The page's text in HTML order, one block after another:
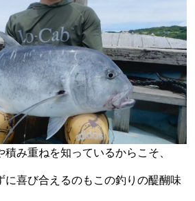
み重ねを知っているからこそ、
に喜び合えるのもこの釣りの醍醐味